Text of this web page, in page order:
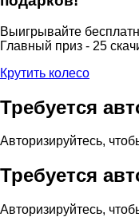
Выигрывайте
Главный приз - 25
Крутить колесо
Требуется
Авторизируйтесь,
Требуется
Авторизируйтесь,